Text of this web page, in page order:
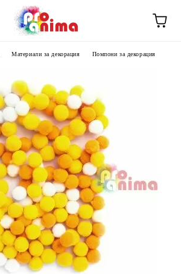
Материали за декорация Помпони за декорация